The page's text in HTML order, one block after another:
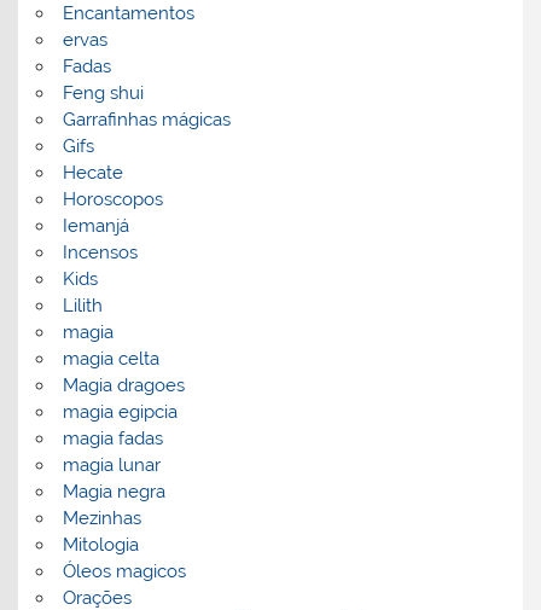
Encantamentos
ervas
Fadas
Feng shui
Garrafinhas mágicas
Gifs
Hecate
Horoscopos
Iemanjá
Incensos
Kids
Lilith
magia
magia celta
Magia dragoes
magia egipcia
magia fadas
magia lunar
Magia negra
Mezinhas
Mitologia
Óleos magicos
Orações